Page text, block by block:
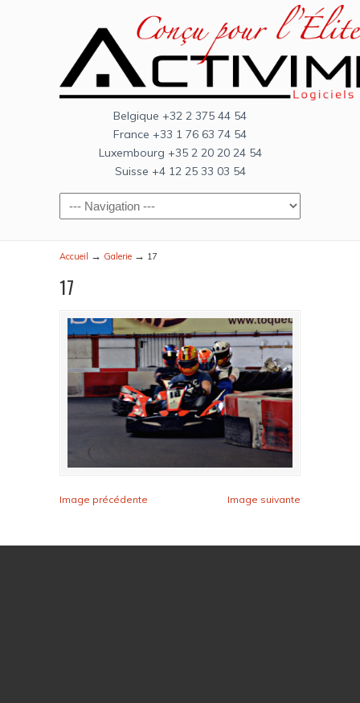
Belgique +32 2 375 44 54
France +33 1 76 63 74 54
Luxembourg +35 2 20 20 24 54
Suisse +4 12 25 33 03 54
Accueil → Galerie → 17
17
Image précédente Image suivante